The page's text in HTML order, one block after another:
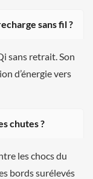
sans fil ?
sans retrait. Son
d’énergie vers
chutes ?
les chocs du
bords surélevés